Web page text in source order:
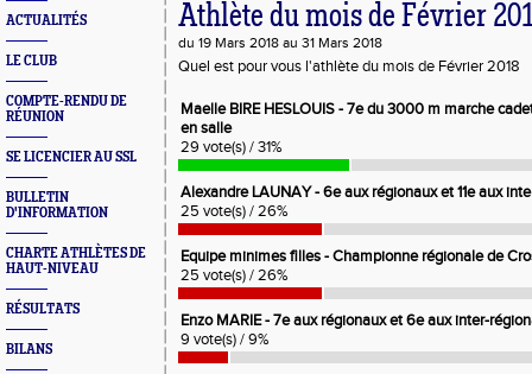
ACTUALITÉS
LE CLUB
COMPTE-RENDU DE
RÉUNION
SE LICENCIER AU SSL
BULLETIN
D'INFORMATION
CHARTE ATHLÈTES DE
HAUT-NIVEAU
RÉSULTATS
BILANS
Athlète du mois de Février
du 19 Mars 2018 au 31 Mars 2018
Quel est pour vous l'athlète du mois de Février 2018
Maelle BIRE HESLOUIS - 7e du 3000 m marche
en salle
29 vote(s) / 31%
Alexandre LAUNAY - 6e aux régionaux et 11e aux
25 vote(s) / 26%
Equipe minimes filles - Championne régionale de
25 vote(s) / 26%
Enzo MARIE - 7e aux régionaux et 6e aux inter-
9 vote(s) / 9%